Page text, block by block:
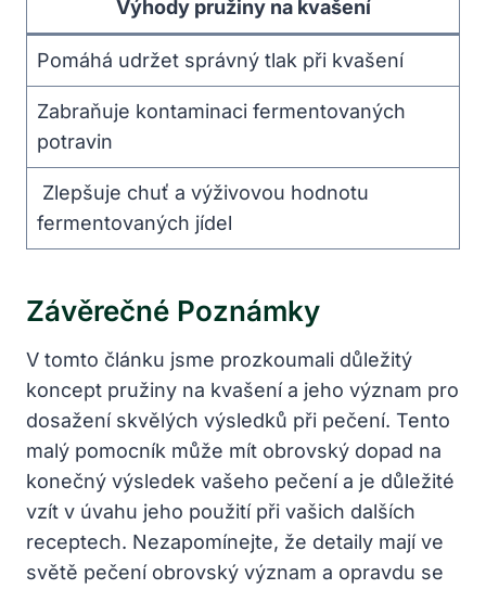
Výhody pružiny na ‍kvašení
Pomáhá udržet správný tlak při kvašení
Zabraňuje kontaminaci fermentovaných
potravin
⁢ Zlepšuje chuť a výživovou hodnotu
fermentovaných jídel
Závěrečné Poznámky
V tomto článku jsme prozkoumali důležitý
koncept pružiny na kvašení a jeho význam pro
dosažení skvělých výsledků při pečení. Tento
malý pomocník může mít ‍obrovský dopad na
konečný výsledek vašeho pečení ⁣a je důležité
vzít v úvahu jeho použití při vašich dalších
receptech. ⁤Nezapomínejte, že detaily ⁣mají ve
‍světě pečení obrovský význam a⁢ opravdu se